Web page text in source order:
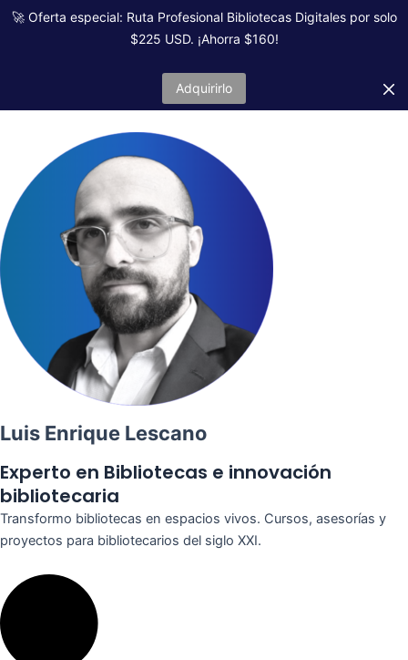
🚀 Oferta especial: Ruta Profesional Bibliotecas Digitales por solo
$225 USD. ¡Ahorra $160!
Adquirirlo
Luis Enrique Lescano
Experto en Bibliotecas e innovación
bibliotecaria
Transformo bibliotecas en espacios vivos. Cursos, asesorías y
proyectos para bibliotecarios del siglo XXI.